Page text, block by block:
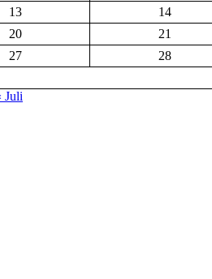
13 14
20 21
27 28
Juli